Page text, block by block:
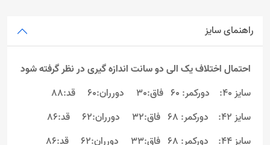
راهنمای سایز
احتمال اختلاف یک الی دو سانت اندازه گیری در نظر گرفته شود
سایز 40: دورکمر: 60 فاق:30 دورران:60 قد:88
سایز 42: دورکمر: 68 فاق:32 دورران:62 قد:86
سایز 44: دورکمر: 68 فاق:33 دورران:62 قد:86